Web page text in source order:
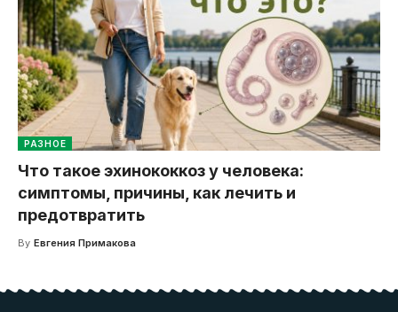
РАЗНОЕ
Что такое эхинококкоз у человека:
симптомы, причины, как лечить и
предотвратить
By Евгения Примакова